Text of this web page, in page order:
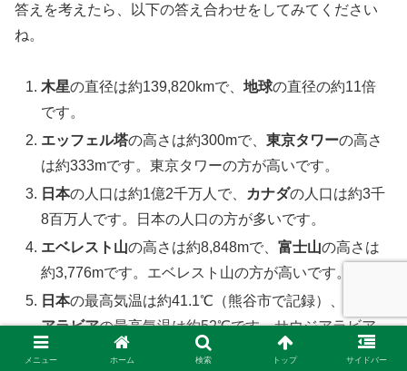
答えを考えたら、以下の答え合わせをしてみてください
ね。
木星の直径は約139,820kmで、地球の直径の約11倍
です。
エッフェル塔の高さは約300mで、東京タワーの高さ
は約333mです。東京タワーの方が高いです。
日本の人口は約1億2千万人で、 カナダの人口は約3千
8百万人です。日本の人口の方が多いです。
エベレスト山の高さは約8,848mで、富士山の高さは
約3,776mです。エベレスト山の方が高いです。
日本の最高気温は約41.1℃（熊谷市で記録）、
アラビアの最高気温は約52℃です。サウジアラビア
の最高気温の方が高いです。
メニュー ホーム 検索 トップ サイドバー